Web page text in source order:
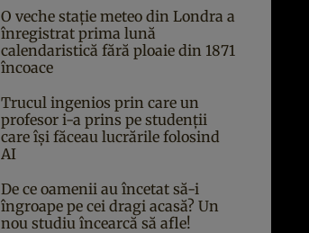
O veche stație meteo din Londra a
înregistrat prima lună
calendaristică fără ploaie din 1871
încoace
Trucul ingenios prin care un
profesor i-a prins pe studenții
care își făceau lucrările folosind
AI
De ce oamenii au încetat să-i
îngroape pe cei dragi acasă? Un
nou studiu încearcă să afle!